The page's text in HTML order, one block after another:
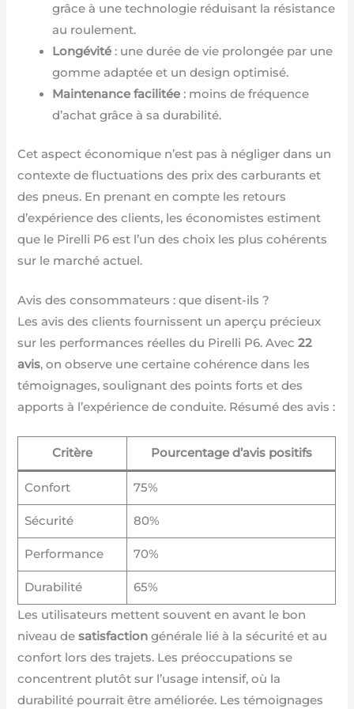
grâce à une technologie réduisant la résistance
au roulement.
Longévité : une durée de vie prolongée par une
gomme adaptée et un design optimisé.
Maintenance facilitée : moins de fréquence
d’achat grâce à sa durabilité.
Cet aspect économique n’est pas à négliger dans un
contexte de fluctuations des prix des carburants et
des pneus. En prenant en compte les retours
d’expérience des clients, les économistes estiment
que le Pirelli P6 est l’un des choix les plus cohérents
sur le marché actuel.
Avis des consommateurs : que disent-ils ?
Les avis des clients fournissent un aperçu précieux
sur les performances réelles du Pirelli P6. Avec22
avis, on observe une certaine cohérence dans les
témoignages, soulignant des points forts et des
apports à l’expérience de conduite. Résumé des avis :
Critère Pourcentage d’avis positifs
Confort 75%
Sécurité 80%
Performance 70%
Durabilité
65%
Les utilisateurs mettent souvent en avant le bon
niveau desatisfaction générale lié à la sécurité et au
confort lors des trajets. Les préoccupations se
concentrent plutôt sur l’usage intensif, où la
durabilité pourrait être améliorée. Les témoignages